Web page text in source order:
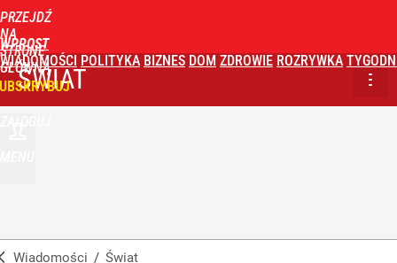
PRZEJDŹ
NA
STRONĘ
GŁÓWNĄ
WPROST
WIADOMOŚCI POLITYKA BIZNES DOM ZDROWIE ROZRYWKA
ŚWIAT
Wiadomości / Świat